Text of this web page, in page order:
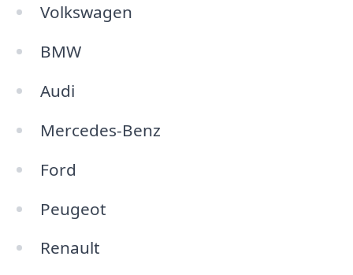
Volkswagen
BMW
Audi
Mercedes-Benz
Ford
Peugeot
Renault